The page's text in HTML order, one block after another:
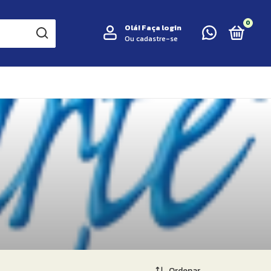
Olá!Faça login
Ou cadastre-se
0